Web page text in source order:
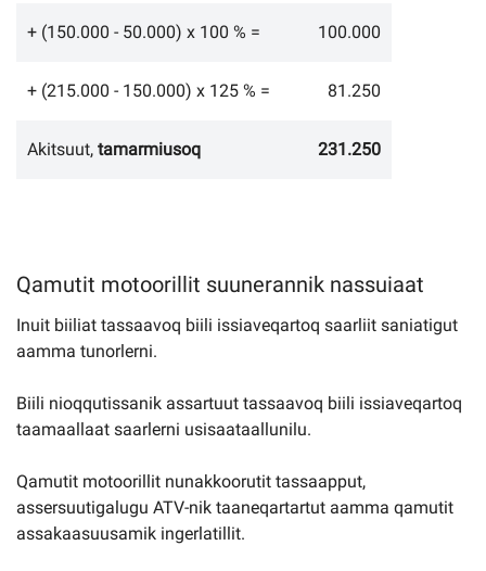
+ (150.000 - 50.000) x 100 % = 100.000
+ (215.000 - 150.000) x 125 % = 81.250
Akitsuut, tamarmiusoq 231.250
Qamutit motoorillit suunerannik nassuiaat
Inuit biiliat tassaavoq biili issiaveqartoq saarliit saniatigut
aamma tunorlerni.
Biili nioqqutissanik assartuut tassaavoq biili issiaveqartoq
taamaallaat saarlerni usisaataallunilu.
Qamutit motoorillit nunakkoorutit tassaapput,
assersuutigalugu ATV-nik taaneqartartut aamma qamutit
assakaasuusamik ingerlatillit.